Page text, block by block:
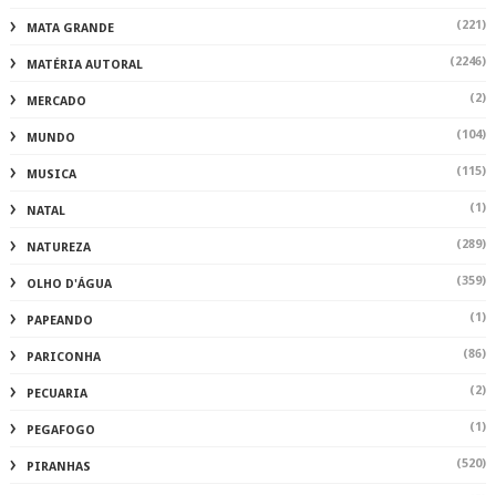
MATA GRANDE (221)
MATÉRIA AUTORAL (2246)
MERCADO (2)
MUNDO (104)
MUSICA (115)
NATAL (1)
NATUREZA (289)
OLHO D'ÁGUA (359)
PAPEANDO (1)
PARICONHA (86)
PECUARIA (2)
PEGAFOGO (1)
PIRANHAS (520)